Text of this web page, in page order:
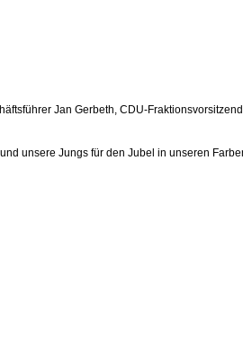
Jan Gerbeth, CDU-
unsere Jungs für den Jubel in unseren